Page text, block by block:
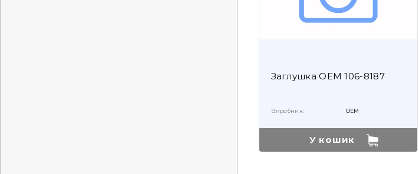
Заглушка OEM 106-8187
Виробник: OEM
У кошик